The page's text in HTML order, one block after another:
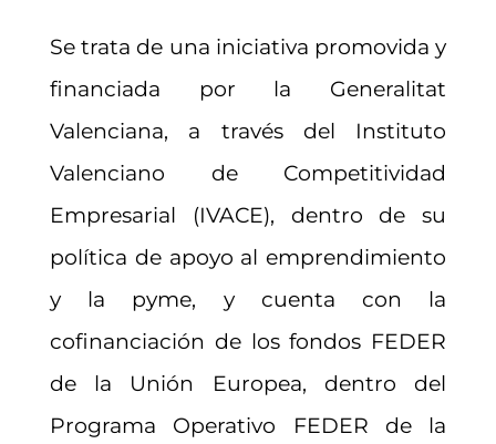
Se trata de una iniciativa promovida y
financiada por la Generalitat
Valenciana, a través del Instituto
Valenciano de Competitividad
Empresarial (IVACE), dentro de su
política de apoyo al emprendimiento
y la pyme, y cuenta con la
cofinanciación de los fondos FEDER
de la Unión Europea, dentro del
Programa Operativo FEDER de la